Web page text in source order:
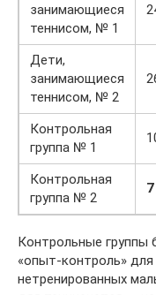
занимающиеся
теннисом, № 1
Дети,
занимающиеся
теннисом, № 2
Контрольная
группа № 1
Контрольная
группа № 2
7
Контрольные группы
«опыт-контроль»
нетренированных